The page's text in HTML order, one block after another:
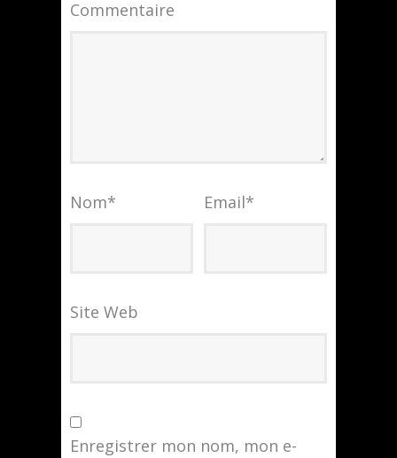
Commentaire
Nom* Email*
Site Web
Enregistrer mon nom, mon e-